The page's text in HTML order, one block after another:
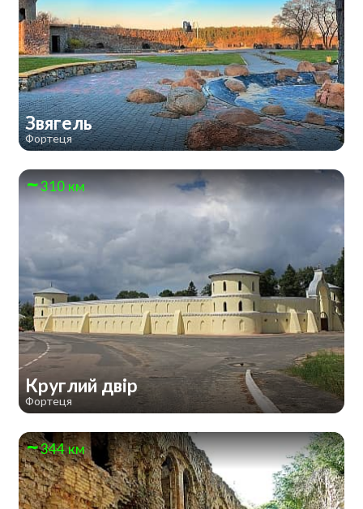
Звягель
Фортеця
310 км
Круглий двір
Фортеця
344 км